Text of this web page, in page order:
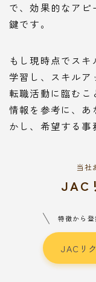
で、効果的なアピ
鍵です。
もし現時点でス
学習し、スキルア
転職活動に臨むこ
情報を参考に、あ
かし、希望する事
当社
JAC
特徴から
JACリ